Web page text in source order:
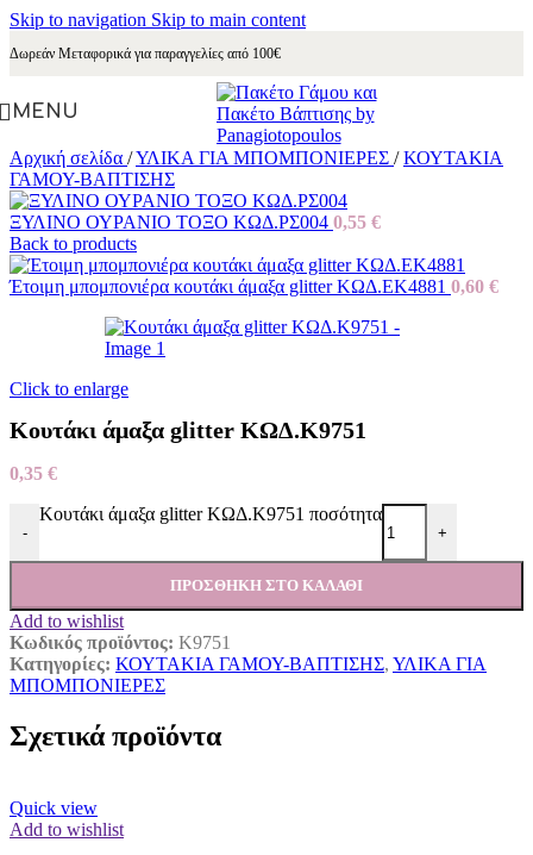
Skip to navigation Skip to main content
Δωρεάν Μεταφορικά για παραγγελίες από 100€
MENU
Αρχική σελίδα /ΥΛΙΚΑ ΓΙΑ ΜΠΟΜΠΟΝΙΕΡΕΣ / ΚΟΥΤΑΚΙΑ
ΓΑΜΟΥ-ΒΑΠΤΙΣΗΣ
ΞΥΛΙΝΟ ΟΥΡΑΝΙΟ ΤΟΞΟ ΚΩΔ.ΡΣ004 0,55 €
Back to products
Έτοιμη μπομπονιέρα κουτάκι άμαξα glitter ΚΩΔ.ΕΚ4881 0,60 €
Click to enlarge
Κουτάκι άμαξα glitter ΚΩΔ.Κ9751
0,35 €
-
Κουτάκι άμαξα glitter ΚΩΔ.Κ9751 ποσότητα
+
ΠΡΟΣΘΉΚΗ ΣΤΟ ΚΑΛΆΘΙ
Add to wishlist
Κωδικός προϊόντος: Κ9751
Κατηγορίες: ΚΟΥΤΑΚΙΑ ΓΑΜΟΥ-ΒΑΠΤΙΣΗΣ, ΥΛΙΚΑ ΓΙΑ
ΜΠΟΜΠΟΝΙΕΡΕΣ
Σχετικά προϊόντα
Quick view
Add to wishlist